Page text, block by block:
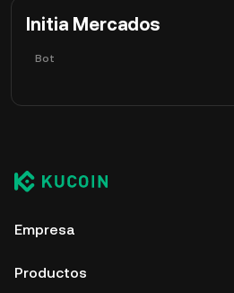
Initia Mercados
Bot
Empresa
Productos